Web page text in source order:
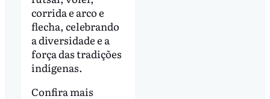
corrida e arco e
flecha, celebrando
a diversidade e a
força das tradições
indígenas.
Confira mais